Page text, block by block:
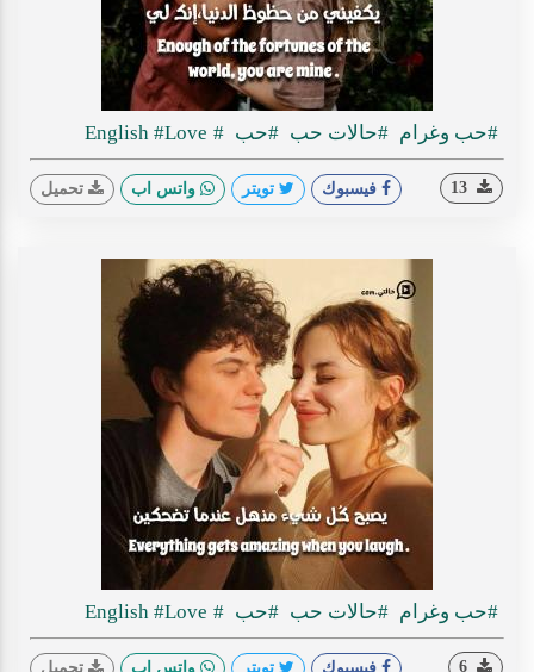
#حب وغرام #حالات حب #حب #English
#Love
فيسبوك تويتر واتس اب تحميل
#حب وغرام #حالات حب #حب #English
#Love
فيسبوك تويتر واتس اب تحميل